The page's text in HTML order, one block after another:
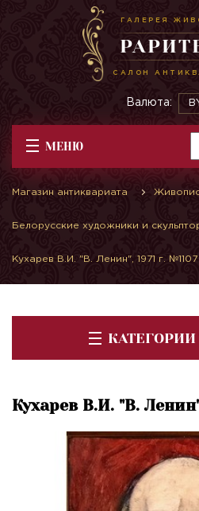
ГАЛЕРЕЯ
САЛОН
Валюта:
МЕНЮ
Магазин антиквариата
Белорусские художники и
Кухарев В.И. "В. Ленин", 1971 г. №1107
КАТЕГОРИИ
Кухарев В.И. "В.